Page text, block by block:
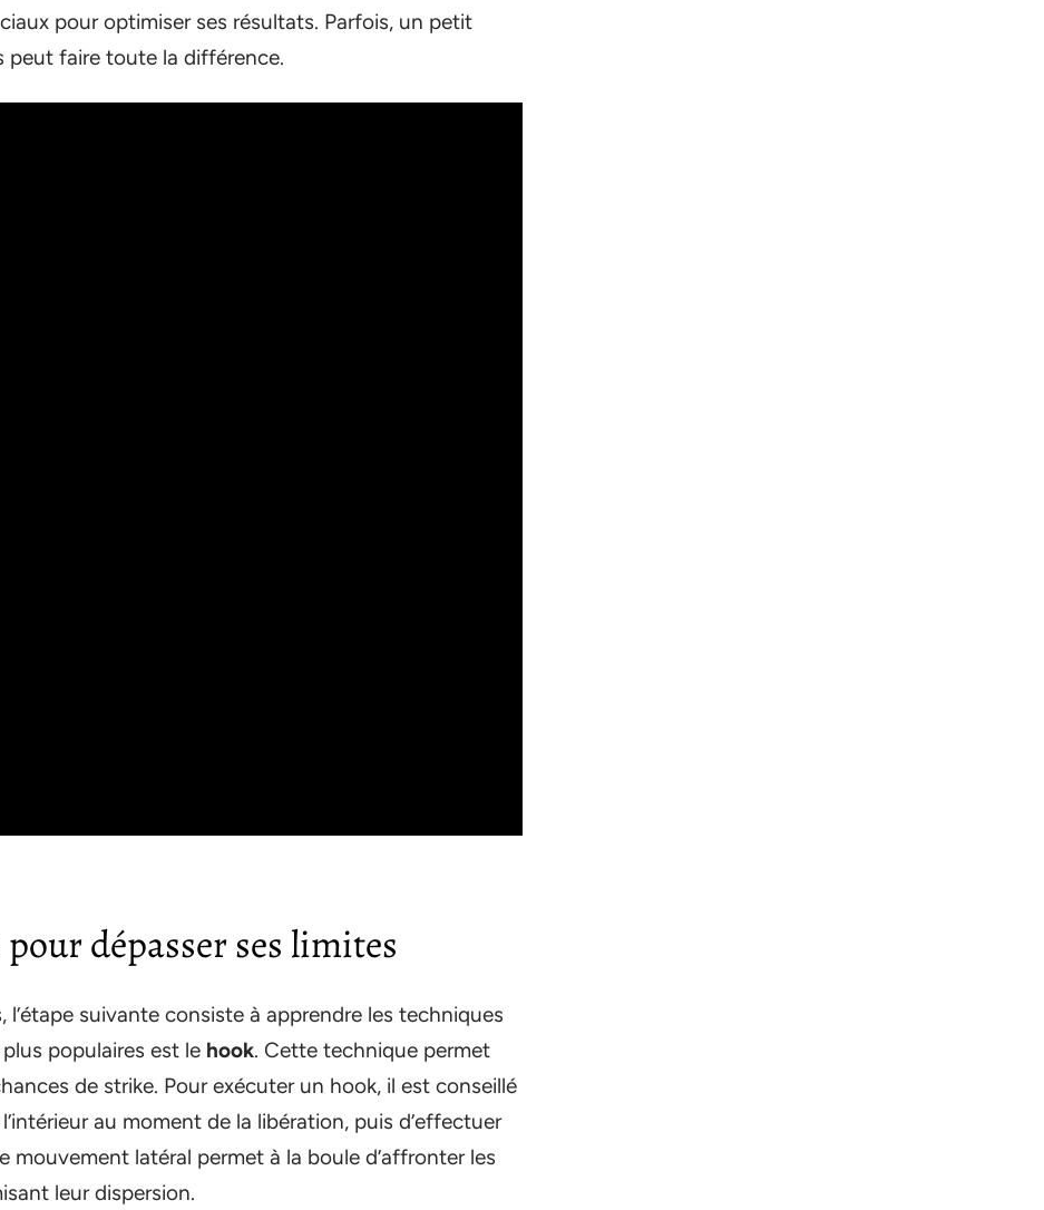
pour optimiser ses résultats. Parfois, un petit
peut faire toute la différence.
dépasser ses limites
suivante consiste à apprendre les techniques
populaires est le hook. Cette technique permet
de strike. Pour exécuter un hook, il est conseillé
au moment de la libération, puis d’effectuer
mouvement latéral permet à la boule d’affronter les
leur dispersion.